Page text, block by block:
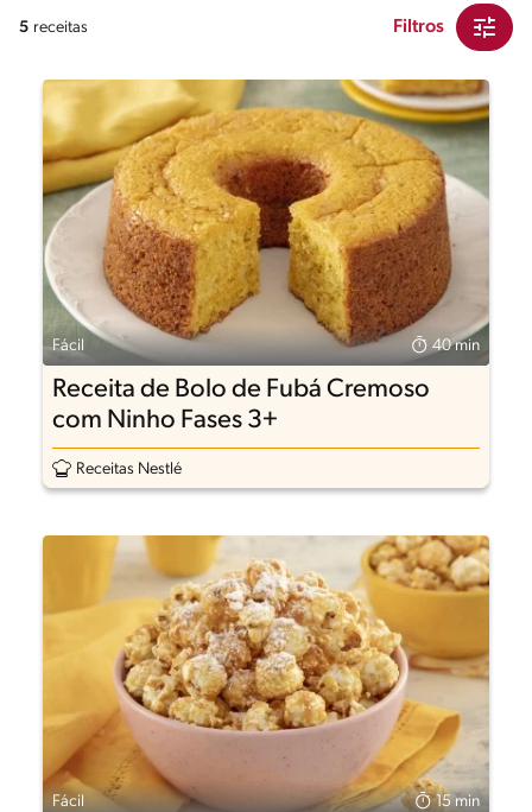
5 receitas Filtros
Fácil 40 min
Receita de Bolo de Fubá Cremoso
com Ninho Fases 3+
Receitas Nestlé
Fácil 15 min